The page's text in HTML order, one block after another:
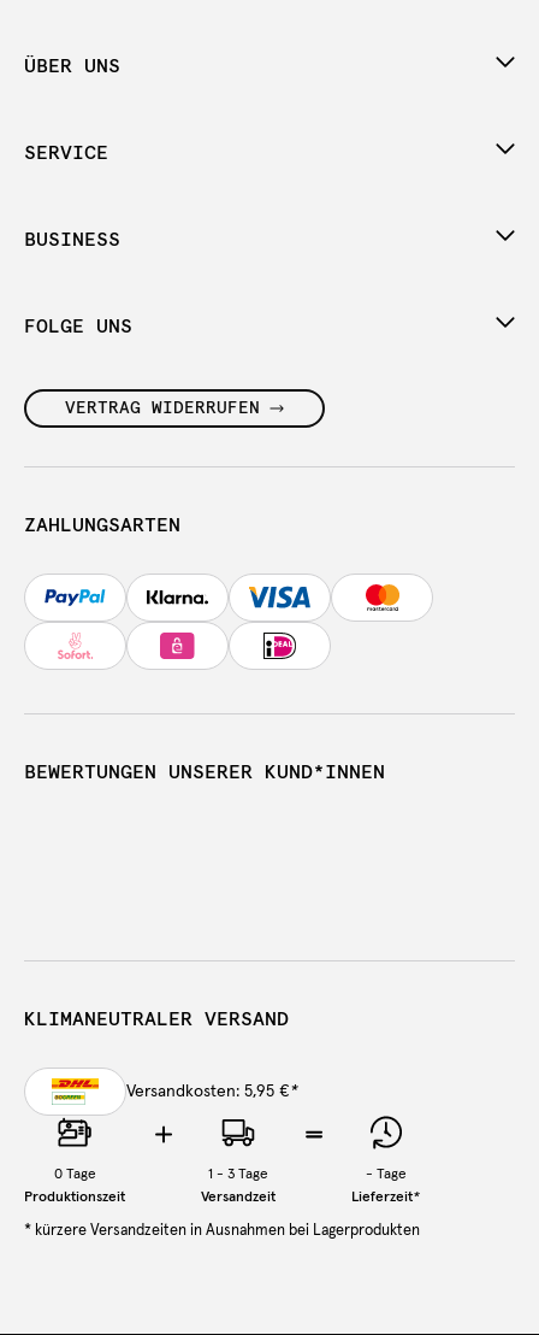
ÜBER UNS
SERVICE
BUSINESS
FOLGE UNS
VERTRAG WIDERRUFEN
ZAHLUNGSARTEN
BEWERTUNGEN UNSERER KUND*INNEN
KLIMANEUTRALER VERSAND
Versandkosten: 5,95 €*
0Tage
Produktionszeit
1 - 3 Tage
Versandzeit
- Tage
Lieferzeit*
* kürzere Versandzeiten in Ausnahmen bei Lagerprodukten